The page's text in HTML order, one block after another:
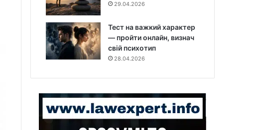
29.04.2026
Тест на важкий характер
— пройти онлайн, визнач
свій психотип
28.04.2026